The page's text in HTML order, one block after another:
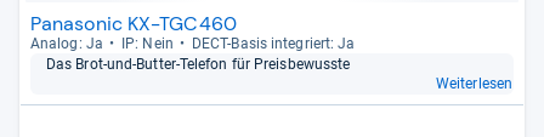
Panasonic KX-TGC460
Ana­log: Ja IP: Nein
DECT-​Basis inte­griert: Ja
Das Brot-​und-​But­ter-​Tele­fon für Preis­be­wusste
Weiterlesen